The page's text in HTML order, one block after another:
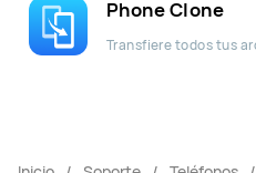
Phone Clone
Transfiere todos tus